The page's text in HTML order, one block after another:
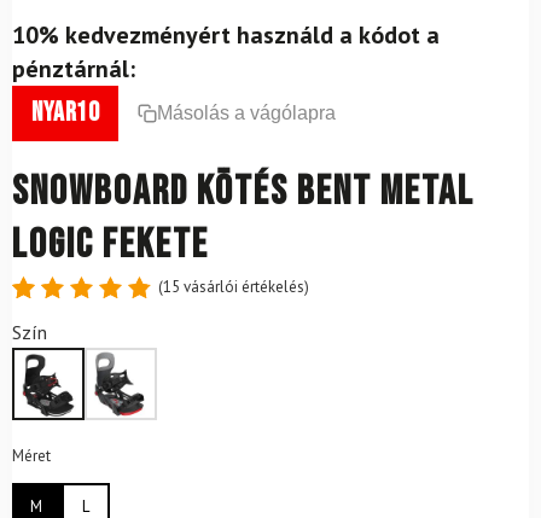
10% kedvezményért használd a kódot a
pénztárnál:
nyar10 Másolás a vágólapra
Snowboard kötés BENT METAL
Logic Fekete
4.87
5-ből,
értékelés
alapján
(15 vásárlói értékelés)
Szín
Méret
M L